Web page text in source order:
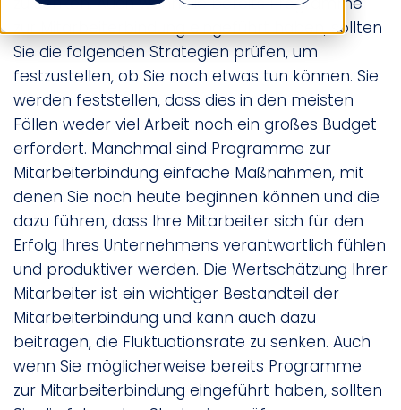
zur Mitarbeiterbindung eingeführt haben, sollten
Sie die folgenden Strategien prüfen, um
festzustellen, ob Sie noch etwas tun können. Sie
werden feststellen, dass dies in den meisten
Fällen weder viel Arbeit noch ein großes Budget
erfordert. Manchmal sind Programme zur
Mitarbeiterbindung einfache Maßnahmen, mit
denen Sie noch heute beginnen können und die
dazu führen, dass Ihre Mitarbeiter sich für den
Erfolg Ihres Unternehmens verantwortlich fühlen
und produktiver werden. Die Wertschätzung Ihrer
Mitarbeiter ist ein wichtiger Bestandteil der
Mitarbeiterbindung und kann auch dazu
beitragen, die Fluktuationsrate zu senken. Auch
wenn Sie möglicherweise bereits Programme
zur Mitarbeiterbindung eingeführt haben, sollten